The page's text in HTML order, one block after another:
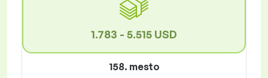
1.783 - 5.515 USD
158. mesto